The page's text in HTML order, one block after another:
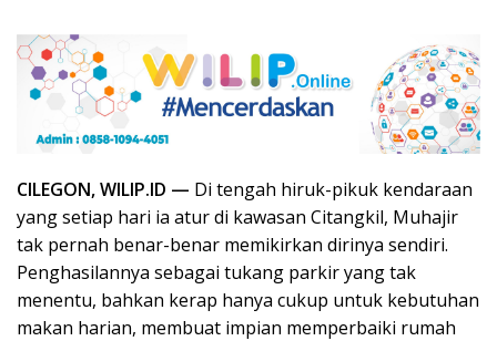
CILEGON, WILIP.ID — Di tengah hiruk-pikuk kendaraan
yang setiap hari ia atur di kawasan Citangkil, Muhajir
tak pernah benar-benar memikirkan dirinya sendiri.
Penghasilannya sebagai tukang parkir yang tak
menentu, bahkan kerap hanya cukup untuk kebutuhan
makan harian, membuat impian memperbaiki rumah